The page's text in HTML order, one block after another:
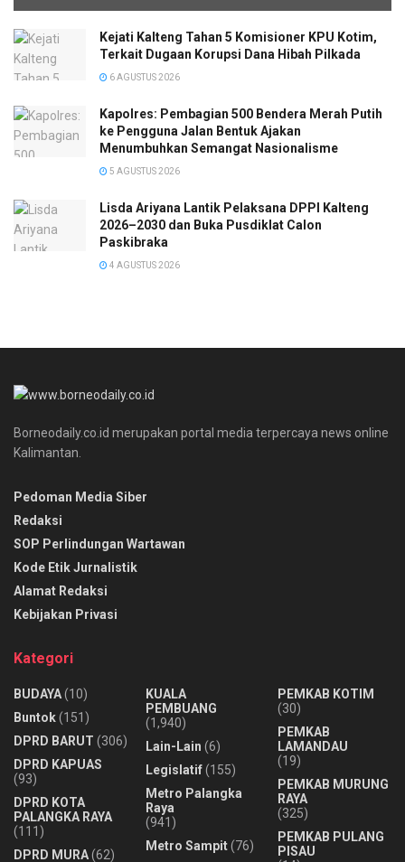
Kejati Kalteng Tahan 5 Komisioner KPU Kotim,
Terkait Dugaan Korupsi Dana Hibah Pilkada
6 AGUSTUS 2026
Kapolres: Pembagian 500 Bendera Merah Putih
ke Pengguna Jalan Bentuk Ajakan
Menumbuhkan Semangat Nasionalisme
5 AGUSTUS 2026
Lisda Ariyana Lantik Pelaksana DPPI Kalteng
2026–2030 dan Buka Pusdiklat Calon
Paskibraka
4 AGUSTUS 2026
Borneodaily.co.id merupakan portal media terpercaya news online
Kalimantan.
Pedoman Media Siber
Redaksi
SOP Perlindungan Wartawan
Kode Etik Jurnalistik
Alamat Redaksi
Kebijakan Privasi
Kategori
BUDAYA(10)
Buntok(151)
DPRD BARUT (306)
DPRD KAPUAS
(93)
DPRD KOTA
PALANGKA RAYA
(111)
DPRD MURA(62)
KUALA
PEMBUANG
(1,940)
Lain-Lain (6)
Legislatif(155)
Metro Palangka
Raya
(941)
Metro Sampit(76)
PEMKAB KOTIM
(30)
PEMKAB
LAMANDAU
(19)
PEMKAB MURUNG
RAYA
(325)
PEMKAB PULANG
PISAU